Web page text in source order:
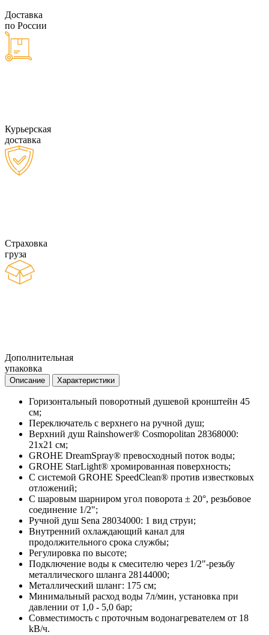
Доставка
по России
Курьерская
доставка
Страховка
груза
Дополнительная
упаковка
Описание Характеристики
Горизонтальный поворотный душевой кронштейн 45
см;
Переключатель с верхнего на ручной душ;
Верхний душ Rainshower® Cosmopolitan 28368000:
21х21 см;
GROHE DreamSpray® превосходный поток воды;
GROHE StarLight® хромированная поверхность;
С системой GROHE SpeedClean® против известковых
отложений;
С шаровым шарниром угол поворота ± 20°, резьбовое
соединение 1/2";
Ручной душ Sena 28034000: 1 вид струи;
Внутренний охлаждающий канал для
продолжительного срока службы;
Регулировка по высоте;
Подключение воды к смесителю через 1/2"-резьбу
металлического шланга 28144000;
Металлический шланг: 175 см;
Минимальный расход воды 7л/мин, установка при
давлении от 1,0 - 5,0 бар;
Совместимость с проточным водонагревателем от 18
kВ/ч.